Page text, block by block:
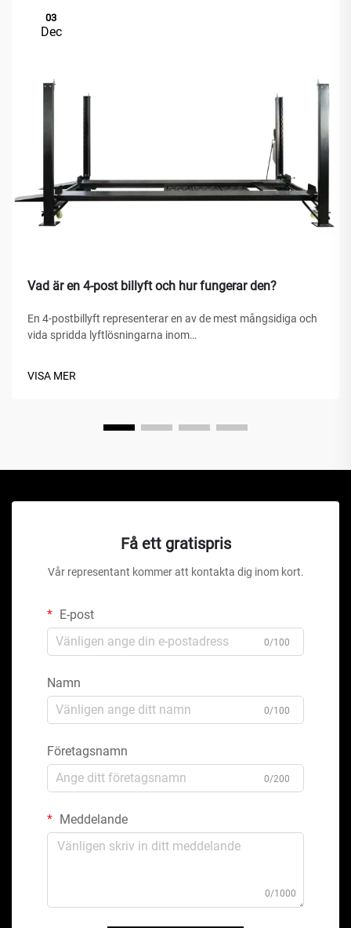
03
Dec
Vad är en 4-post billyft och hur fungerar den?
En 4-postbillyft representerar en av de mest mångsidiga och
vida spridda lyftlösningarna inom
VISA MER
Få ett gratispris
Vår representant kommer att kontakta dig inom kort.
E-post
0/100
Namn
0/100
Företagsnamn
0/200
Meddelande
0/1000